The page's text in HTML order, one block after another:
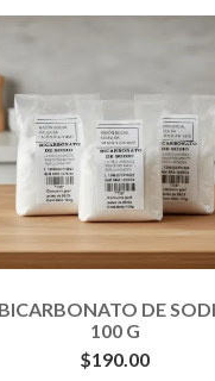
BICARBONATO DE
100 G
$190.00